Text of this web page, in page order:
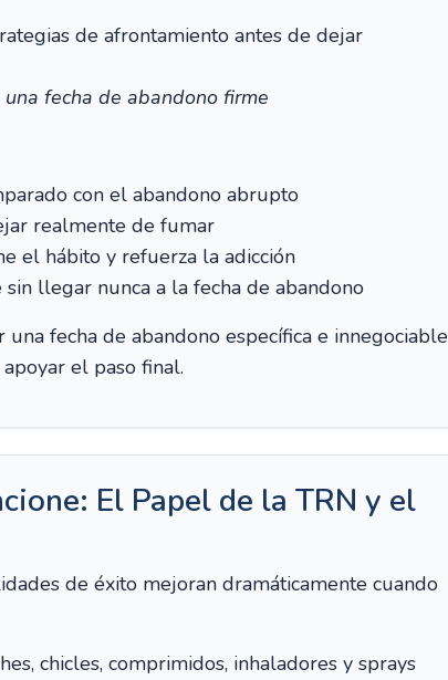
de afrontamiento antes de dejar
fecha de abandono firme
con el abandono abrupto
realmente de fumar
el hábito y refuerza la adicción
llegar nunca a la fecha de abandono
fecha de abandono específica e innegociable
el paso final.
El Papel de la TRN y el
de éxito mejoran dramáticamente cuando
chicles, comprimidos, inhaladores y sprays